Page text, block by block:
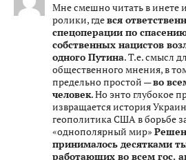
Мне смешно читать в инете
ролики, гдевся
спецоперации по
собственных нацистов
одного Путина. Т.е. смысл
общественного мнения, в
предельно простой —во
человек. Но энто глубокое
извращается история
геополитика США в борьбе
«однополярный мир»
принималось десятками
работающих во всем гос.